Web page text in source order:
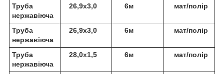
Труба
нержавіюча
26,9х3,0 6м мат/полір
Труба
нержавіюча
26,9х3,0 6м мат/полір
Труба
нержавіюча
28,0х1,5 6м мат/полір